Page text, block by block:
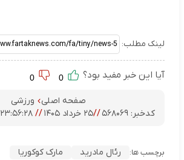
لینک مطلب:
آیا این خبر مفید بود؟
صفحه اصلی
ورزشی
کدخبر: ۵۶۸۰۶۹ //۲۵ خرداد ۱۴۰۵ // ۲۳:۵۶:۲۸
برچسب ها: رئال مادرید مارک کوکوریا